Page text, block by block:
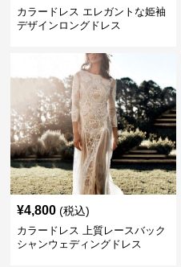
カラードレス エレガントな姫袖
デザインロングドレス
¥4,800 (税込)
カラードレス 上質レースバック
シャンウェディングドレス